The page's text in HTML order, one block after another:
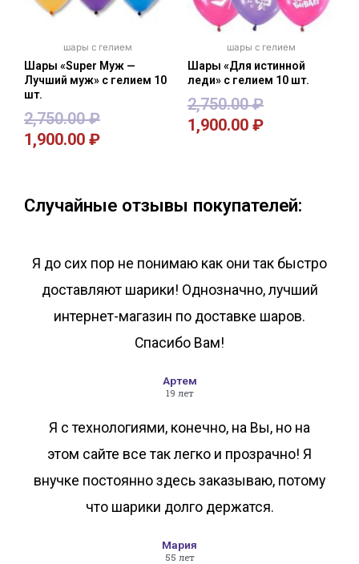
шары с гелием
Шары «Super Муж —
Лучший муж» с гелием 10
шт.
2,750.00₽
1,900.00 ₽
шары с гелием
Шары «Для истинной
леди» с гелием 10 шт.
2,750.00₽
1,900.00 ₽
Случайные отзывы покупателей:
Я до сих пор не понимаю как они так быстро
доставляют шарики! Однозначно, лучший
интернет-магазин по доставке шаров.
Спасибо Вам!
Артем
19 лет
Я с технологиями, конечно, на Вы, но на
этом сайте все так легко и прозрачно! Я
внучке постоянно здесь заказываю, потому
что шарики долго держатся.
Мария
55 лет